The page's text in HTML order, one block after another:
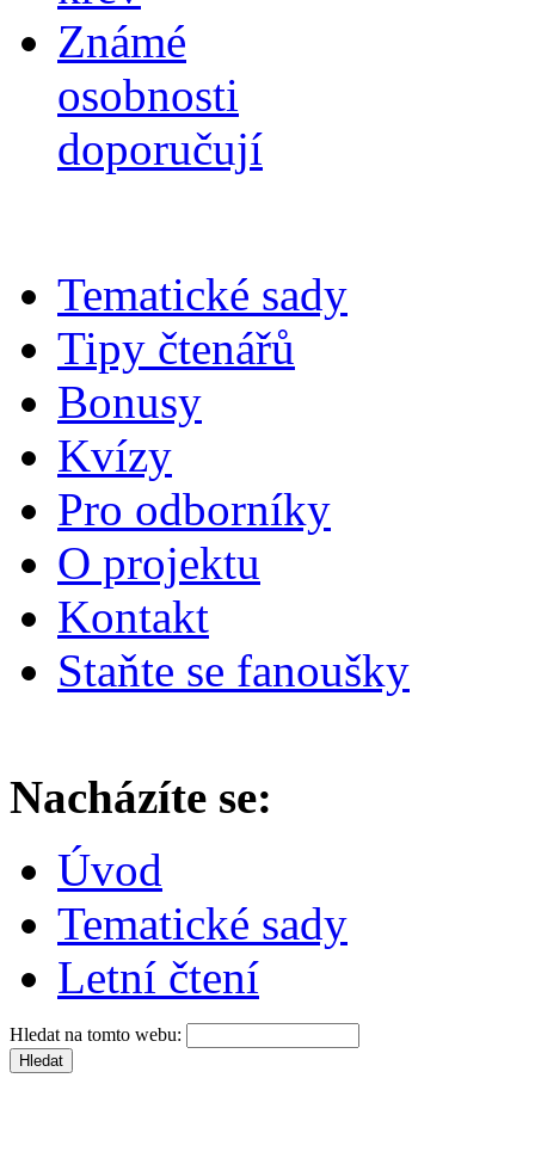
Známé
osobnosti
doporučují
Tematické sady
Tipy čtenářů
Bonusy
Kvízy
Pro odborníky
O projektu
Kontakt
Staňte se fanoušky
Nacházíte se:
Úvod
Tematické sady
Letní čtení
Hledat na tomto webu: